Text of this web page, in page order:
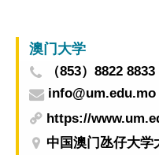
澳门大学
（853）8822 8833
info@um.edu.mo
https://
中国澳门氹仔大学